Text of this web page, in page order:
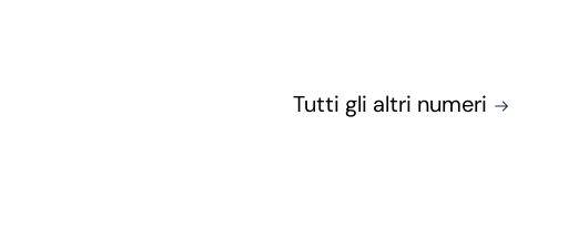
Tutti gli altri numeri